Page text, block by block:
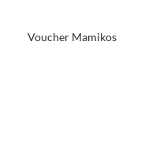
Voucher Mamikos